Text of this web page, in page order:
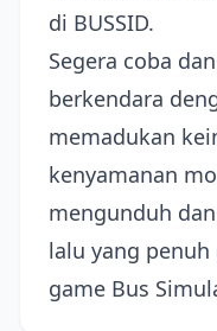
di BUSSID.
Segera coba
berkendara
memadukan
kenyamanan
mengunduh
lalu yang
game Bus